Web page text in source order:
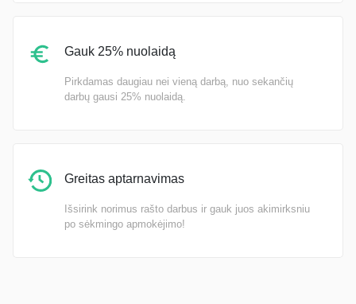
Gauk 25% nuolaidą
Pirkdamas daugiau nei vieną darbą, nuo sekančių
darbų gausi 25% nuolaidą.
Greitas aptarnavimas
Išsirink norimus rašto darbus ir gauk juos akimirksniu
po sėkmingo apmokėjimo!